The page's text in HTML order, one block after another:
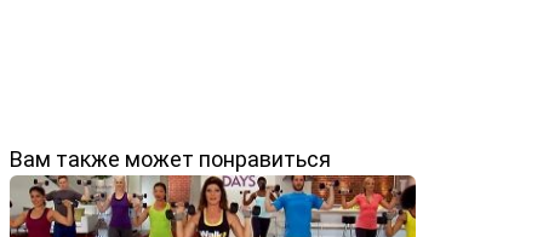
Вам также может понравиться